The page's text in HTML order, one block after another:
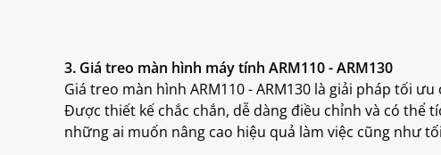
3. Giá treo màn hình máy tính ARM110 - ARM130
Giá treo màn hình ARM110 - ARM130 là giải pháp tối
Được thiết kế chắc chắn, dễ dàng điều chỉnh và có thể
những ai muốn nâng cao hiệu quả làm việc cũng như